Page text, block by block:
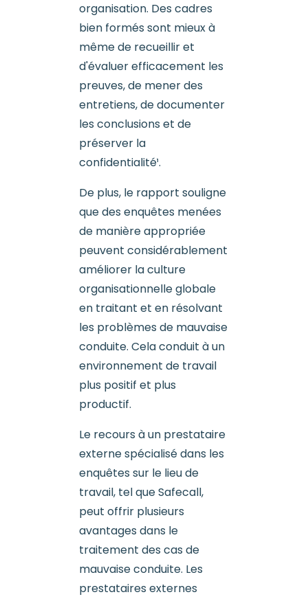
organisation. Des cadres
bien formés sont mieux à
même de recueillir et
d'évaluer efficacement les
preuves, de mener des
entretiens, de documenter
les conclusions et de
préserver la
confidentialité¹.
De plus, le rapport souligne
que des enquêtes menées
de manière appropriée
peuvent considérablement
améliorer la culture
organisationnelle globale
en traitant et en résolvant
les problèmes de mauvaise
conduite. Cela conduit à un
environnement de travail
plus positif et plus
productif.
Le recours à un prestataire
externe spécialisé dans les
enquêtes sur le lieu de
travail, tel que Safecall,
peut offrir plusieurs
avantages dans le
traitement des cas de
mauvaise conduite. Les
prestataires externes